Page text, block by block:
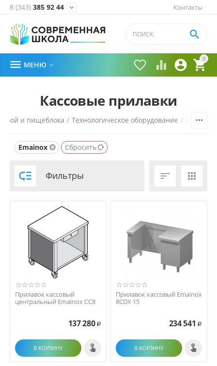
Контакты
8 (343) 385 92 44 
0


 

 МЕНЮ 
Кассовые прилавки
и пищеблока / Технологическое оборудование / Линии
Emainox Сбросить
 Фильтры  
Прилавок кассовый
центральный Emainox CC8
137 280 Р
В КОРЗИНУ
Прилавок кассовый Emainox
8CDX 15
234 541 Р
В КОРЗИНУ